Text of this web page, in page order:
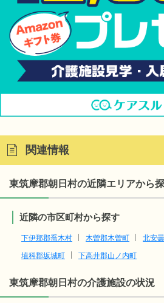
関連情報
東筑摩郡朝日村の近隣エリアから
近隣の市区町村から探す
下伊那郡喬木村 木曽郡木曽町
北安
埴科郡坂城町
下高井郡山ノ内町
東筑摩郡朝日村の介護施設の状況